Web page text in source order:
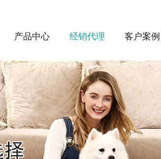
产品中心 经销代理 客户案例